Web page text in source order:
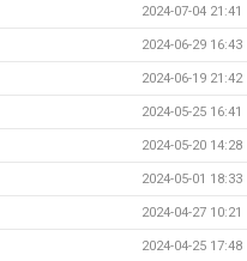
2024-07-04 21:41
2024-06-29 16:43
2024-06-19 21:42
2024-05-25 16:41
2024-05-20 14:28
2024-05-01 18:33
2024-04-27 10:21
2024-04-25 17:48